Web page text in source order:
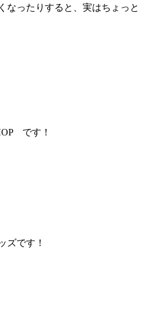
なったりすると、実はちょっと
です！
ズです！